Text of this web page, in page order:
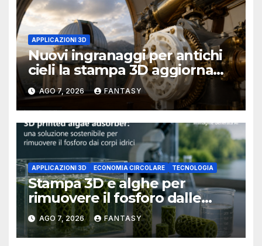
APPLICAZIONI 3D
Nuovi ingranaggi per antichi
cieli la stampa 3D aggiorna
un osservatorio del 1930 della
University of Arkansas at
Little Rock
AGO 7, 2026 FANTASY
APPLICAZIONI 3D ECONOMIA CIRCOLARE TECNOLOGIA
Stampa 3D e alghe per
rimuovere il fosforo dalle
acque il progetto della
Florida Atlantic University
AGO 7, 2026 FANTASY